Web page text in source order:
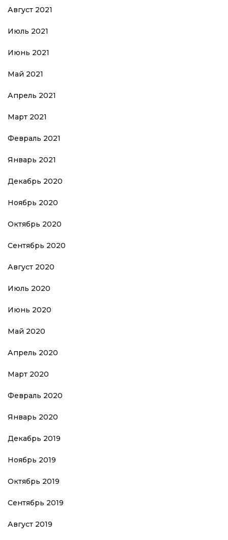
Август 2021
Июль 2021
Июнь 2021
Май 2021
Апрель 2021
Март 2021
Февраль 2021
Январь 2021
Декабрь 2020
Ноябрь 2020
Октябрь 2020
Сентябрь 2020
Август 2020
Июль 2020
Июнь 2020
Май 2020
Апрель 2020
Март 2020
Февраль 2020
Январь 2020
Декабрь 2019
Ноябрь 2019
Октябрь 2019
Сентябрь 2019
Август 2019